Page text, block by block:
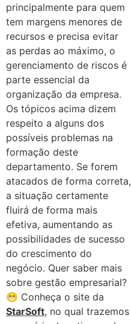
principalmente para quem
tem margens menores de
recursos e precisa evitar
as perdas ao máximo, o
gerenciamento de riscos é
parte essencial da
organização da empresa.
Os tópicos acima dizem
respeito a alguns dos
possíveis problemas na
formação deste
departamento. Se forem
atacados de forma correta,
a situação certamente
fluirá de forma mais
efetiva, aumentando as
possibilidades de sucesso
do crescimento do
negócio. Quer saber mais
sobre gestão empresarial?
😁 Conheça o site da
StarSoft, no qual trazemos